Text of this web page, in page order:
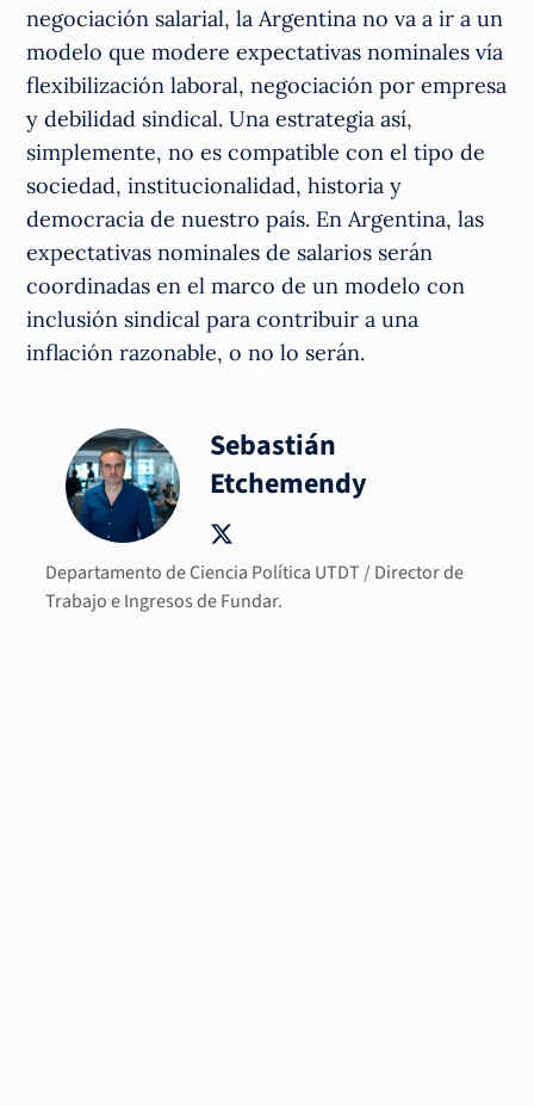
negociación salarial, la Argentina no va a ir a un
modelo que modere expectativas nominales vía
flexibilización laboral, negociación por empresa
y debilidad sindical. Una estrategia así,
simplemente, no es compatible con el tipo de
sociedad, institucionalidad, historia y
democracia de nuestro país. En Argentina, las
expectativas nominales de salarios serán
coordinadas en el marco de un modelo con
inclusión sindical para contribuir a una
inflación razonable, o no lo serán.
Sebastián
Etchemendy
Departamento de Ciencia Política UTDT / Director de
Trabajo e Ingresos de Fundar.